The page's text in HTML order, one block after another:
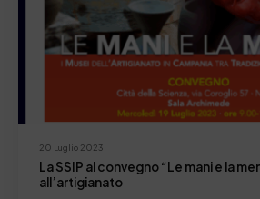
20 Luglio 2023
La SSIP al convegno “Le mani e la
all’artigianato